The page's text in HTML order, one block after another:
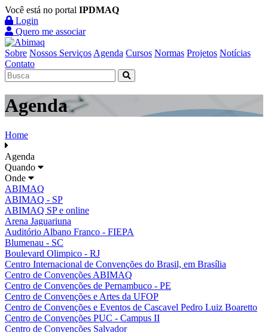
Você está no portal IPDMAQ
Login
Quero me associar
Sobre Nossos Serviços Agenda Cursos Normas Projetos Notícias
Contato
Agenda
Home
Agenda
Quando
Onde
ABIMAQ
ABIMAQ - SP
ABIMAQ SP e online
Arena Jaguariuna
Auditório Albano Franco - FIEPA
Blumenau - SC
Boulevard Olimpico - RJ
Centro Internacional de Convenções do Brasil, em Brasília
Centro de Convenções ABIMAQ
Centro de Convenções de Pernambuco - PE
Centro de Convenções e Artes da UFOP
Centro de Convenções e Eventos de Cascavel Pedro Luiz Boaretto
Centro de Convenções PUC - Campus II
Centro de Convenções Salvador